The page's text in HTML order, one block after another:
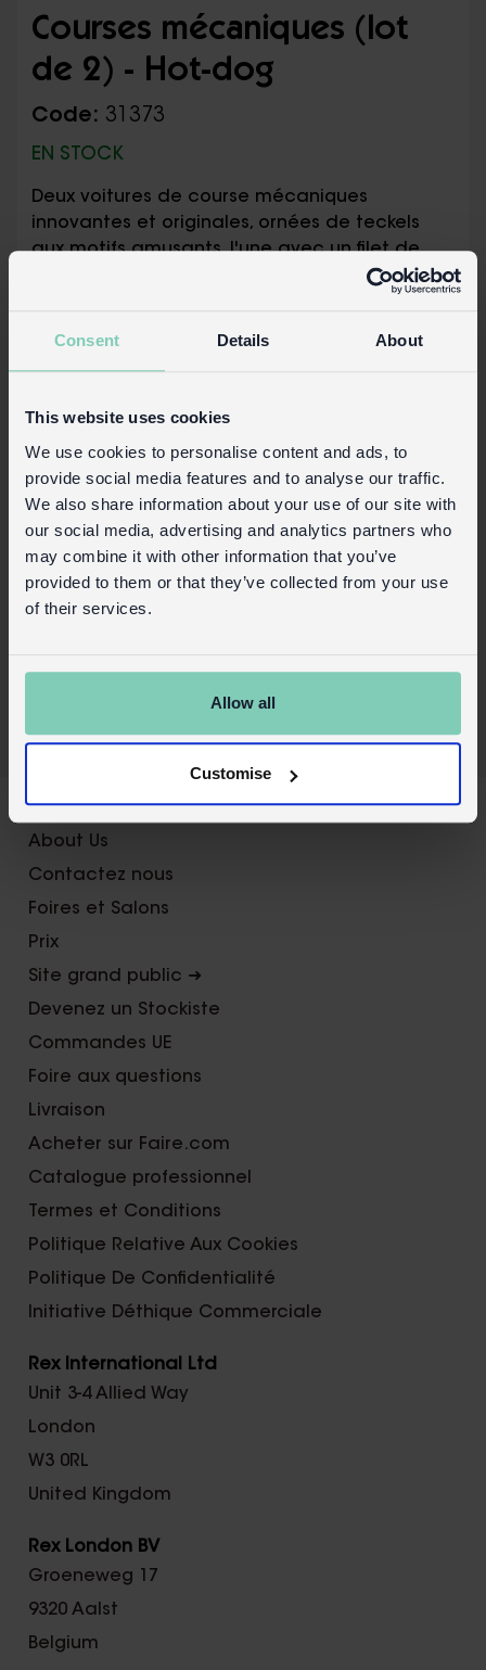
Consent Details About
This website uses cookies
We use cookies to personalise content and ads, to
provide social media features and to analyse our traffic.
We also share information about your use of our site with
our social media, advertising and analytics partners who
may combine it with other information that you’ve
provided to them or that they’ve collected from your use
of their services.
Allow all
Customise
Courses mécaniques (lot
de 2) - Hot-dog
Code: 31373
EN STOCK
Deux voitures de course mécaniques
innovantes et originales, ornées de teckels
aux motifs amusants, l'une avec un filet de
ketchup, l'autre un filet de moutarde.
Sécurité et entretien
Détails du produit
Connexion commerciale
Acheter sur notre site grand public
About Us
Contactez nous
Foires et Salons
Prix
Site grand public ➜
Devenez un Stockiste
Commandes UE
Foire aux questions
Livraison
Acheter sur Faire.com
Catalogue professionnel
Termes et Conditions
Politique Relative Aux Cookies
Politique De Confidentialité
Initiative Déthique Commerciale
Rex International Ltd
Unit 3-4 Allied Way
London
W3 0RL
United Kingdom
Rex London BV
Groeneweg 17
9320 Aalst
Belgium